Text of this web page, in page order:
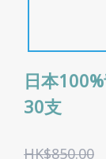
日本
30支
HK$850.00